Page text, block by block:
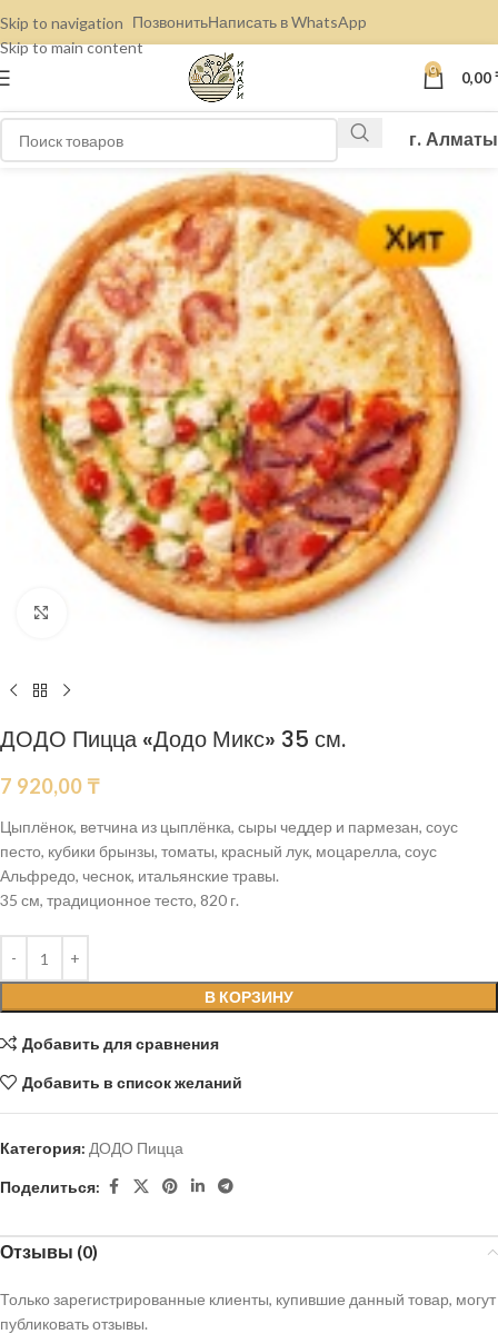
Skip to navigation
Skip to main content
ПозвонитьНаписать в WhatsApp
0 0,00
г. Алматы
Нажмите, чтобы увеличить
ДОДО Пицца «Додо Микс» 35 см.
7 920,00 ₸
Цыплёнок, ветчина из цыплёнка, сыры чеддер и пармезан, соус
песто, кубики брынзы, томаты, красный лук, моцарелла, соус
Альфредо, чеснок, итальянские травы.
35 см, традиционное тесто, 820 г.
В КОРЗИНУ
Добавить для сравнения
Добавить в список желаний
Категория: ДОДО Пицца
Поделиться:
Отзывы (0)
Только зарегистрированные клиенты, купившие данный товар, могут
публиковать отзывы.